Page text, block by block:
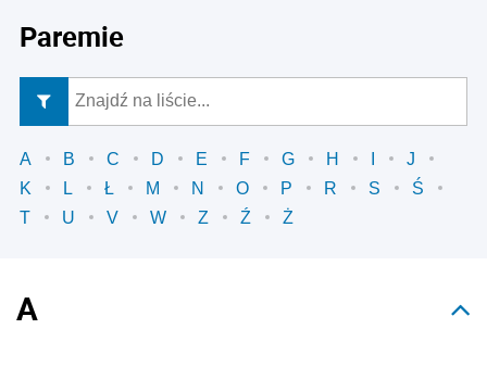
Paremie
A B C D E F G H
J
K
L Ł M N O P R S
Ś
T
U V W Z Ź Ż
A